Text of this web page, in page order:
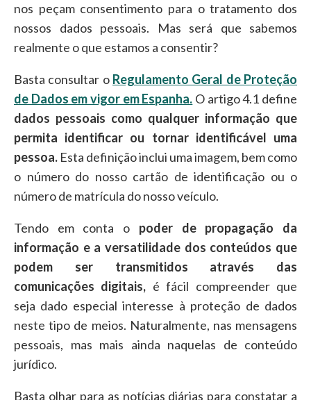
nos peçam consentimento para o tratamento dos
nossos dados pessoais. Mas será que sabemos
realmente o que estamos a consentir?
Basta consultar o Regulamento Geral de Proteção
de Dados em vigor em Espanha. O artigo 4.1 define
dados pessoais como qualquer informação que
permita identificar ou tornar identificável uma
pessoa. Esta definição inclui uma imagem, bem como
o número do nosso cartão de identificação ou o
número de matrícula do nosso veículo.
Tendo em conta o poder de propagação da
informação e a versatilidade dos conteúdos que
podem ser transmitidos através das
comunicações digitais, é fácil compreender que
seja dado especial interesse à proteção de dados
neste tipo de meios. Naturalmente, nas mensagens
pessoais, mas mais ainda naquelas de conteúdo
jurídico.
Basta olhar para as notícias diárias para constatar a